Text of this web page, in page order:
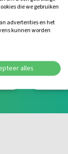
Vanaf
die we gebruiken
advertenties en het
kunnen worden
alles